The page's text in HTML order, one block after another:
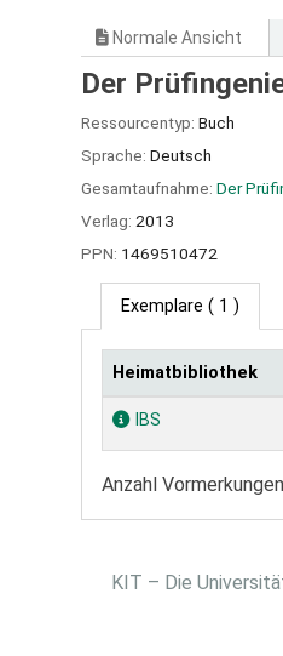
Normale Ansicht
Der
Ressourcentyp: Buch
Sprache: Deutsch
Gesamtaufnahme: Der
Verlag: 2013
PPN: 1469510472
Exemplare ( 1 )
Exemplare
Heimatbibliothek
IBS
Anzahl
KIT – Die